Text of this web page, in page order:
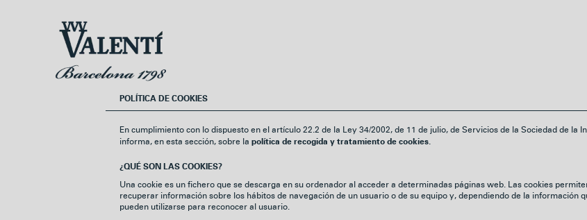
POLÍTICA DE COOKIES
En cumplimiento con lo dispuesto en el artículo 22.2 de la Ley 34/2002, de 11 de julio, de Servicios de la Sociedad de la
informa, en esta sección, sobre la política de recogida y tratamiento de cookies.
¿QUÉ SON LAS COOKIES?
Una cookie es un fichero que se descarga en su ordenador al acceder a determinadas páginas web. Las cookies
recuperar información sobre los hábitos de navegación de un usuario o de su equipo y, dependiendo de la información
pueden utilizarse para reconocer al usuario.